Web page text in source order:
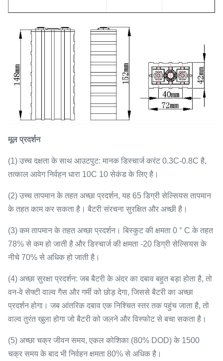
मूल प्रदर्शन
(1) उच्च दक्षता के साथ आउटपुट: मानक डिस्चार्ज करंट 0.3C-0.8C है,
तत्काल आवेग निर्वहन धारा 10C 10 सेकंड के लिए है।
(2) उच्च तापमान के तहत अच्छा प्रदर्शन, यह 65 डिग्री सेल्सियस तापमान
के तहत काम कर सकता है। बैटरी संरचना सुरक्षित और अच्छी है।
(3) कम तापमान के तहत अच्छा प्रदर्शन। बिस्कुट की क्षमता 0 ° C के तहत
78% से कम हो जाती है और डिस्चार्ज की क्षमता -20 डिग्री सेल्सियस के
नीचे 70% से अधिक हो जाती है।
(4) अच्छा सुरक्षा प्रदर्शन: जब बैटरी के अंदर का दबाव बहुत बड़ा होता है, तो
वन-वे सेफ्टी वाल्व गैस और गर्मी को छोड़ देगा, जिससे बैटरी का अच्छा
प्रदर्शन होगा। जब आंतरिक दबाव एक निश्चित स्तर तक पहुंच जाता है, तो
वाल्व तुरंत खुला होगा जो बैटरी को जलने और विस्फोट से बचा सकता है।
(5) अच्छा चक्र जीवन समय, एकल कोशिका (80% DOD) के 1500
चक्र समय के बाद भी निर्वहन क्षमता 80% से अधिक है।